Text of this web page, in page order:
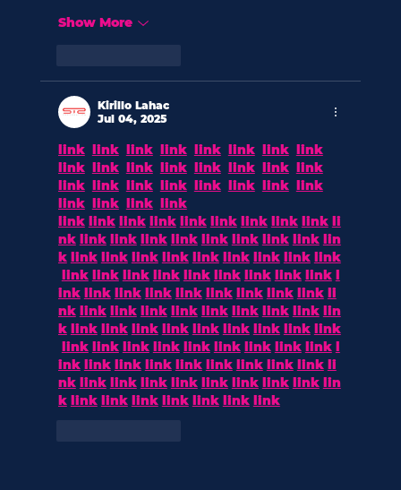
Show More
Kirillo Lahac
Jul 04, 2025
link link link link link link link link
link link link link link link link link
link link link link link link link link
link link link link
link link link link link link link link link li
nk link link link link link link link link lin
k link link link link link link link link link
link link link link link link link link link l
ink link link link link link link link link li
nk link link link link link link link link lin
k link link link link link link link link link
link link link link link link link link link l
ink link link link link link link link link li
nk link link link link link link link link lin
k link link link link link link link